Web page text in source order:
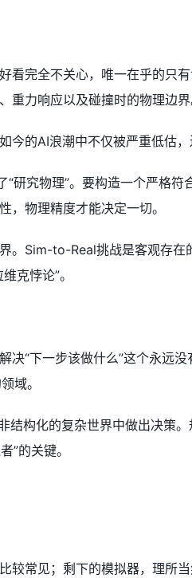
看完全不关心，唯一在乎的只
重力响应以及碰撞时的物理边界
今的AI浪潮中不仅被严重低估，
研究物理”。要构造一个严格
，物理精度才能决定一切。
Sim-to-Real挑战是客观存在
克悖论”。
“下一步该做什么”这个永远
域。
构化的复杂世界中做出决策
”的关键。
较常见；剩下的模拟器，理所